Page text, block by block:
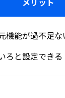
機能が過不足な
ろと設定できる